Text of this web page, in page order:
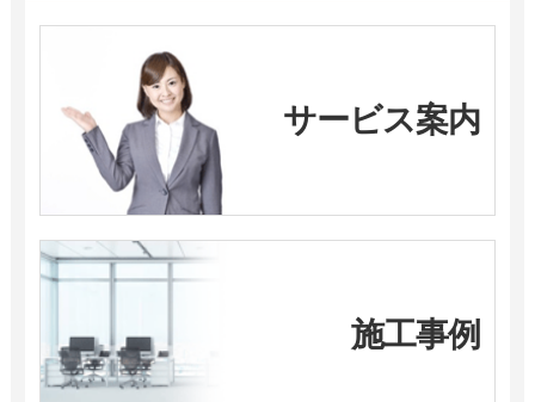
サービス案内
施工事例